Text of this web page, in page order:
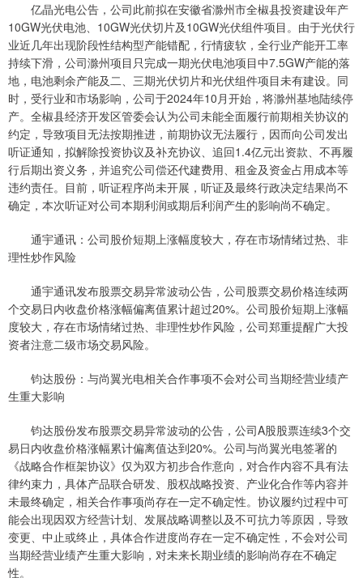
亿晶光电公告，公司此前拟在安徽省滁州市全椒县投资建设年产
10GW光伏电池、10GW光伏切片及10GW光伏组件项目。由于光伏行
业近几年出现阶段性结构型产能错配，行情疲软，全行业产能开工率
持续下滑，公司滁州项目只完成一期光伏电池项目中7.5GW产能的落
地，电池剩余产能及二、三期光伏切片和光伏组件项目未有建设。同
时，受行业和市场影响，公司于2024年10月开始，将滁州基地陆续停
产。全椒县经济开发区管委会认为公司未能全面履行前期相关协议的
约定，导致项目无法按期推进，前期协议无法履行，因而向公司发出
听证通知，拟解除投资协议及补充协议、追回1.4亿元出资款、不再履
行后期出资义务，并追究公司偿还代建费用、租金及资金占用成本等
违约责任。目前，听证程序尚未开展，听证及最终行政决定结果尚不
确定，本次听证对公司本期利润或期后利润产生的影响尚不确定。
通宇通讯：公司股价短期上涨幅度较大，存在市场情绪过热、非
理性炒作风险
通宇通讯发布股票交易异常波动公告，公司股票交易价格连续两
个交易日内收盘价格涨幅偏离值累计超过20%。公司股价短期上涨幅
度较大，存在市场情绪过热、非理性炒作风险，公司郑重提醒广大投
资者注意二级市场交易风险。
钧达股份：与尚翼光电相关合作事项不会对公司当期经营业绩产
生重大影响
钧达股份发布股票交易异常波动的公告，公司A股股票连续3个交
易日内收盘价格涨幅累计偏离值达到20%。公司与尚翼光电签署的
《战略合作框架协议》仅为双方初步合作意向，对合作内容不具有法
律约束力，具体产品联合研发、股权战略投资、产业化合作等内容并
未最终确定，相关合作事项尚存在一定不确定性。协议履约过程中可
能会出现因双方经营计划、发展战略调整以及不可抗力等原因，导致
变更、中止或终止，具体合作进度尚存在一定不确定性，不会对公司
当期经营业绩产生重大影响，对未来长期业绩的影响尚存在不确定
性。